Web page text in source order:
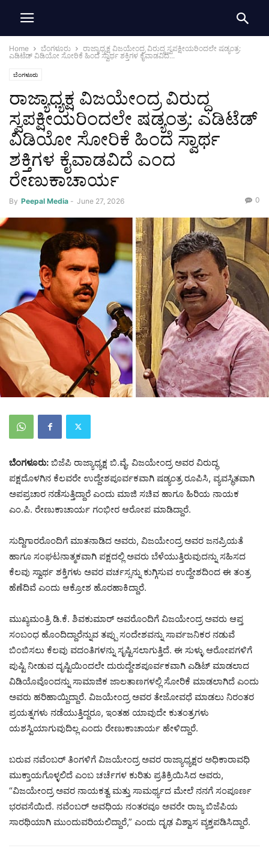
Home ಬೆಂಗಳೂರು
ರಾಜ್ಯಾಧ್ಯಕ್ಷ ವಿಜಯೇಂದ್ರ ವಿರುದ್ಧ ಸ್ವಪಕ್ಷೀಯರಿಂದಲೇ ಷಡ್ಯಂತ್ರ:
ಎಡಿಟೆಡ್ ವಿಡಿಯೋ ಸೋರಿಕೆ ಹಿಂದೆ ಸ್ವಾರ್ಥ ಶಕ್ತಿಗಳ ಕೈವಾಡವಿದೆ...
ಬೆಂಗಳೂರು
ರಾಜ್ಯಾಧ್ಯಕ್ಷ ವಿಜಯೇಂದ್ರ ವಿರುದ್ಧ
ಸ್ವಪಕ್ಷೀಯರಿಂದಲೇ ಷಡ್ಯಂತ್ರ: ಎಡಿಟೆಡ್
ವಿಡಿಯೋ ಸೋರಿಕೆ ಹಿಂದೆ ಸ್ವಾರ್ಥ
ಶಕ್ತಿಗಳ ಕೈವಾಡವಿದೆ ಎಂದ
ರೇಣುಕಾಚಾರ್ಯ
By Peepal Media - June 27, 2026 0
ಬೆಂಗಳೂರು: ಬಿಜೆಪಿ ರಾಜ್ಯಾಧ್ಯಕ್ಷ ಬಿ.ವೈ. ವಿಜಯೇಂದ್ರ ಅವರ ವಿರುದ್ಧ
ಪಕ್ಷದೊಳಗಿನ ಕೆಲವರೇ ಉದ್ದೇಶಪೂರ್ವಕವಾಗಿ ಷಡ್ಯಂತ್ರ ರೂಪಿಸಿ, ವ್ಯವಸ್ಥಿತವಾಗಿ
ಅಪಪ್ರಚಾರ ನಡೆಸುತ್ತಿದ್ದಾರೆ ಎಂದು ಮಾಜಿ ಸಚಿವ ಹಾಗೂ ಹಿರಿಯ ನಾಯಕ
ಎಂ.ಪಿ. ರೇಣುಕಾಚಾರ್ಯ ಗಂಭೀರ ಆರೋಪ ಮಾಡಿದ್ದಾರೆ.
ಸುದ್ದಿಗಾರರೊಂದಿಗೆ ಮಾತನಾಡಿದ ಅವರು, ವಿಜಯೇಂದ್ರ ಅವರ ಜನಪ್ರಿಯತೆ
ಹಾಗೂ ಸಂಘಟನಾತ್ಮಕವಾಗಿ ಪಕ್ಷದಲ್ಲಿ ಅವರು ಬೆಳೆಯುತ್ತಿರುವುದನ್ನು ಸಹಿಸದ
ಕೆಲವು ಸ್ವಾರ್ಥ ಶಕ್ತಿಗಳು ಅವರ ವರ್ಚಸ್ಸನ್ನು ಕುಗ್ಗಿಸುವ ಉದ್ದೇಶದಿಂದ ಈ ತಂತ್ರ
ಹೆಣೆದಿವೆ ಎಂದು ಆಕ್ರೋಶ ಹೊರಹಾಕಿದ್ದಾರೆ.
ಮುಖ್ಯಮಂತ್ರಿ ಡಿ.ಕೆ. ಶಿವಕುಮಾರ್ ಅವರೊಂದಿಗೆ ವಿಜಯೇಂದ್ರ ಅವರು ಆಪ್ತ
ಸಂಬಂಧ ಹೊಂದಿದ್ದಾರೆನ್ನುವ ತಪ್ಪು ಸಂದೇಶವನ್ನು ಸಾರ್ವಜನಿಕರ ನಡುವೆ
ಬಿಂಬಿಸಲು ಕೆಲವು ವದಂತಿಗಳನ್ನು ಸೃಷ್ಟಿಸಲಾಗುತ್ತಿದೆ. ಈ ಸುಳ್ಳು ಆರೋಪಗಳಿಗೆ
ಪುಷ್ಟಿ ನೀಡುವ ದೃಷ್ಟಿಯಿಂದಲೇ ದುರುದ್ದೇಶಪೂರ್ವಕವಾಗಿ ಎಡಿಟ್ ಮಾಡಲಾದ
ವಿಡಿಯೊವೊಂದನ್ನು ಸಾಮಾಜಿಕ ಜಾಲತಾಣಗಳಲ್ಲಿ ಸೋರಿಕೆ ಮಾಡಲಾಗಿದೆ ಎಂದು
ಅವರು ಹರಿಹಾಯ್ದಿದ್ದಾರೆ. ವಿಜಯೇಂದ್ರ ಅವರ ತೇಜೋವಧೆ ಮಾಡಲು ನಿರಂತರ
ಪ್ರಯತ್ನಗಳು ನಡೆಯುತ್ತಿದ್ದರೂ, ಇಂತಹ ಯಾವುದೇ ಕುತಂತ್ರಗಳು
ಯಶಸ್ವಿಯಾಗುವುದಿಲ್ಲ ಎಂದು ರೇಣುಕಾಚಾರ್ಯ ಹೇಳಿದ್ದಾರೆ.
ಬರುವ ನವೆಂಬರ್ ತಿಂಗಳಿಗೆ ವಿಜಯೇಂದ್ರ ಅವರ ರಾಜ್ಯಾಧ್ಯಕ್ಷರ ಅಧಿಕಾರಾವಧಿ
ಮುಕ್ತಾಯಗೊಳ್ಳಲಿದೆ ಎಂಬ ಚರ್ಚೆಗಳ ಕುರಿತು ಪ್ರತಿಕ್ರಿಯಿಸಿದ ಅವರು,
“ವಿಜಯೇಂದ್ರ ಅವರ ನಾಯಕತ್ವ ಮತ್ತು ಸಾಮರ್ಥ್ಯದ ಮೇಲೆ ನನಗೆ ಸಂಪೂರ್ಣ
ಭರವಸೆಯಿದೆ. ನವೆಂಬರ್ ಅವಧಿಯ ನಂತರವೂ ಅವರೇ ರಾಜ್ಯ ಬಿಜೆಪಿಯ
ಸಾರಥಿಯಾಗಿ ಮುಂದುವರಿಯಲಿದ್ದಾರೆ,” ಎಂದು ದೃಢ ವಿಶ್ವಾಸ ವ್ಯಕ್ತಪಡಿಸಿದ್ದಾರೆ.